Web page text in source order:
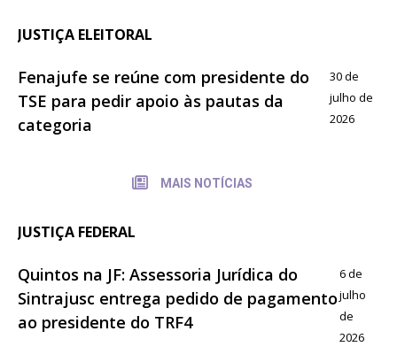
JUSTIÇA ELEITORAL
Fenajufe se reúne com presidente do
TSE para pedir apoio às pautas da
categoria
30 de
julho de
2026
MAIS NOTÍCIAS
JUSTIÇA FEDERAL
Quintos na JF: Assessoria Jurídica do
Sintrajusc entrega pedido de pagamento
ao presidente do TRF4
6 de
julho
de
2026